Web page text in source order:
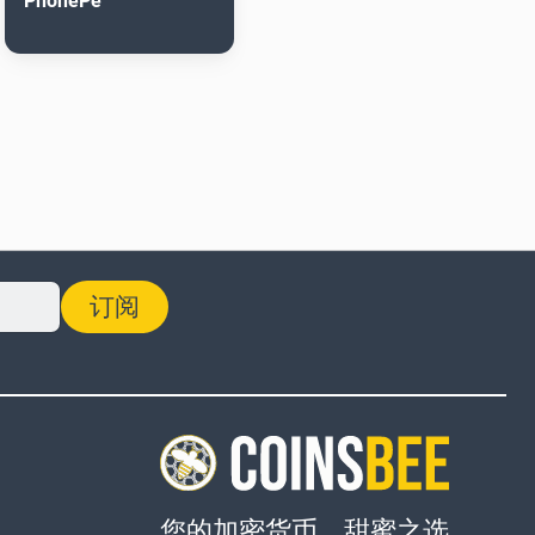
订阅